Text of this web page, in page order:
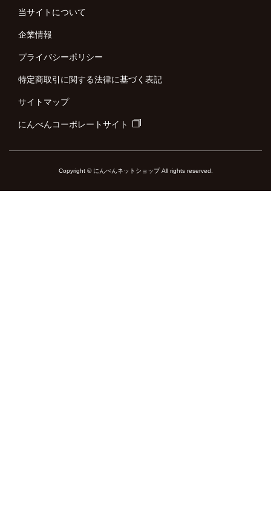
当サイトについて
企業情報
プライバシーポリシー
特定商取引に関する法律に基づく表記
サイトマップ
にんべんコーポレートサイト
Copyright © にんべんネットショップ All rights reserved.